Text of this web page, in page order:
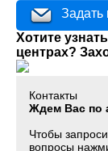
Задать
Хотите
центрах?
Контакты
Ждем Вас по
Чтобы
вопросы